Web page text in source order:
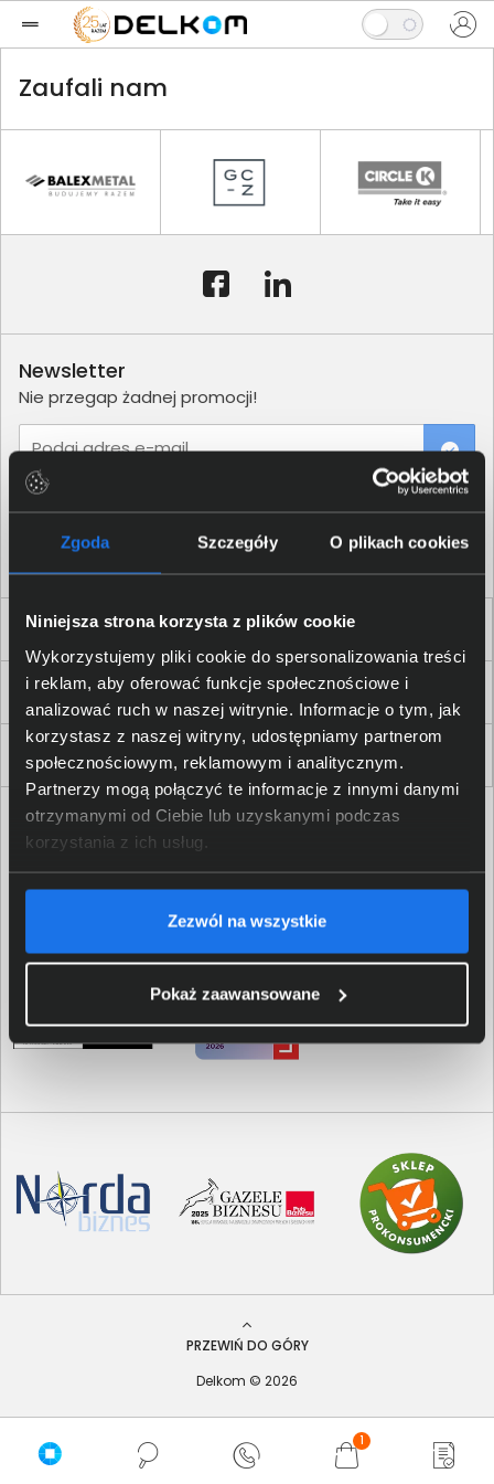
Zgoda Szczegóły O plikach cookies
Niniejsza strona korzysta z plików cookie
Wykorzystujemy pliki cookie do spersonalizowania treści
i reklam, aby oferować funkcje społecznościowe i
analizować ruch w naszej witrynie. Informacje o tym, jak
korzystasz z naszej witryny, udostępniamy partnerom
społecznościowym, reklamowym i analitycznym.
Partnerzy mogą połączyć te informacje z innymi danymi
otrzymanymi od Ciebie lub uzyskanymi podczas
korzystania z ich usług.
Zezwól na wszystkie
Pokaż zaawansowane
1
Zaufali nam
Dla Firm i Instytucji
Zakupy
Delkom 2000
Newsletter
Nie przegap żadnej promocji!
Podaj adres e-mail
PRZEWIŃ DO GÓRY
Delkom © 2026